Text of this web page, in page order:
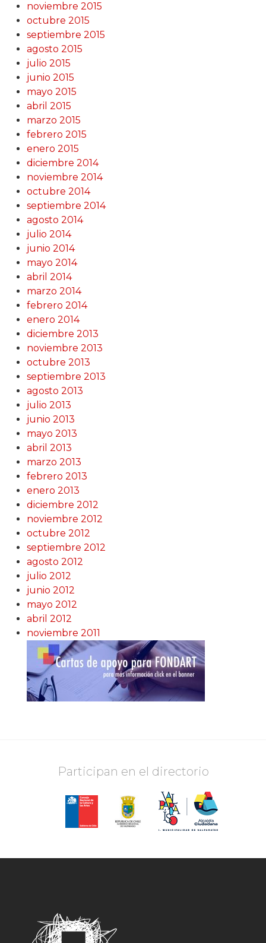
noviembre 2015
octubre 2015
septiembre 2015
agosto 2015
julio 2015
junio 2015
mayo 2015
abril 2015
marzo 2015
febrero 2015
enero 2015
diciembre 2014
noviembre 2014
octubre 2014
septiembre 2014
agosto 2014
julio 2014
junio 2014
mayo 2014
abril 2014
marzo 2014
febrero 2014
enero 2014
diciembre 2013
noviembre 2013
octubre 2013
septiembre 2013
agosto 2013
julio 2013
junio 2013
mayo 2013
abril 2013
marzo 2013
febrero 2013
enero 2013
diciembre 2012
noviembre 2012
octubre 2012
septiembre 2012
agosto 2012
julio 2012
junio 2012
mayo 2012
abril 2012
noviembre 2011
Participan en el directorio